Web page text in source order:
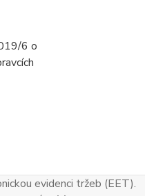
6 o
evidenci tržeb (EET).